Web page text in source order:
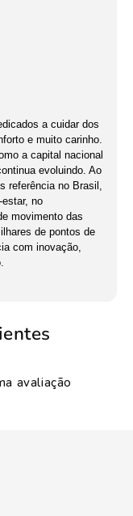
a cuidar dos
e muito carinho.
a capital nacional
evoluindo. Ao
referência no Brasil,
no
movimento das
de pontos de
com inovação,
avaliação